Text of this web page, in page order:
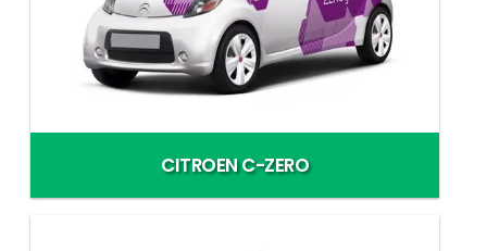
CITROEN C-ZERO